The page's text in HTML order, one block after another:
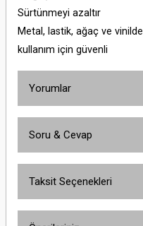
Sürtünmeyi azaltır
Metal, lastik, ağaç ve vinilde
kullanım için güvenli
Yorumlar
Soru & Cevap
Taksit Seçenekleri